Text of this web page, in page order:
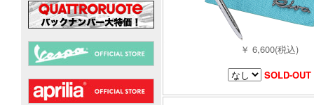
￥ 6,600(税込)
SOLD-OUT